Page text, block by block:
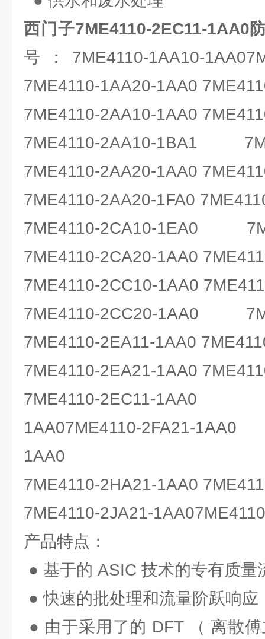
西门子7ME4110-2EC11-1AA0
号：7ME4110-1AA10-
7ME4110-1AA20-1AA0
7ME4110-2AA10-1AA0
7ME4110-2AA10-1BA1
7ME4110-2AA20-1AA0
7ME4110-2AA20-1FA0
7ME4110-2CA10-1EA0
7ME4110-2CA20-1AA0
7ME4110-2CC10-1AA0
7ME4110-2CC20-1AA0
7ME4110-2EA11-1AA0
7ME4110-2EA21-1AA0
7ME4110-2EC11-1AA0
1AA07ME4110-2FA21-
1AA0
7ME4110-2HA21-1AA0
7ME4110-2JA21-
产品特点：
● 基于的 ASIC 技术的专有质量
● 快速的批处理和流量阶跃响
● 由于采用了的 DFT （ 离散